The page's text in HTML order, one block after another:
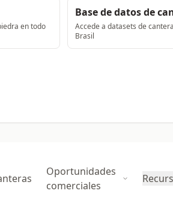
en todo
Base de datos de
Accede a datasets de
Brasil
Oportunidades
comerciales